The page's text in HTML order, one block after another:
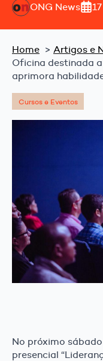
ONG News
Home Artigos e
Oficina destinada
aprimora
Cursos e Eventos
No próximo
presencial